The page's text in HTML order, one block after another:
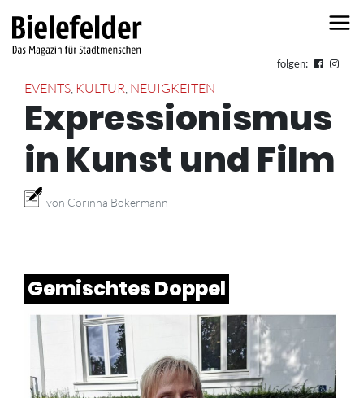
folgen:
EVENTS, KULTUR, NEUIGKEITEN
Expressionismus
in Kunst und Film
von Corinna Bokermann
Gemischtes Doppel